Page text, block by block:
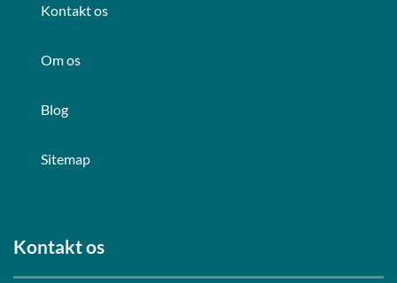
Kontakt os
Om os
Blog
Sitemap
Kontakt os